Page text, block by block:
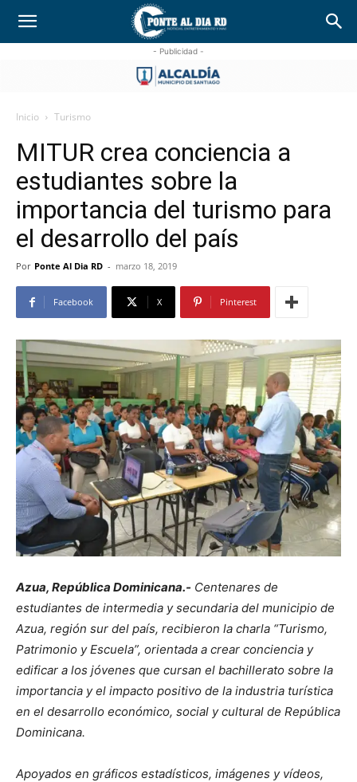
- Publicidad -
Inicio Turismo
MITUR crea conciencia a
estudiantes sobre la
importancia del turismo para
el desarrollo del país
Por Ponte Al Dia RD - marzo 18, 2019
Facebook X Pinterest
Azua, República Dominicana.- Centenares de
estudiantes de intermedia y secundaria del municipio de
Azua, región sur del país, recibieron la charla “Turismo,
Patrimonio y Escuela”, orientada a crear conciencia y
edificar a los jóvenes que cursan el bachillerato sobre la
importancia y el impacto positivo de la industria turística
en el desarrollo económico, social y cultural de República
Dominicana.
Apoyados en gráficos estadísticos, imágenes y vídeos,